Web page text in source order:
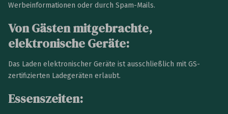
Werbeinformationen oder durch Spam-Mails.
Von Gästen mitgebrachte,
elektronische Geräte:
Das Laden elektronischer Geräte ist ausschließlich mit GS-
zertifizierten Ladegeräten erlaubt.
Essenszeiten: